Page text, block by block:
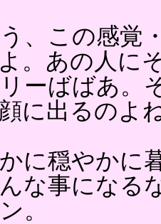
、この感覚
。あの人に
ーばばあ。
に出るのよ
に穏やかに
な事になる
。